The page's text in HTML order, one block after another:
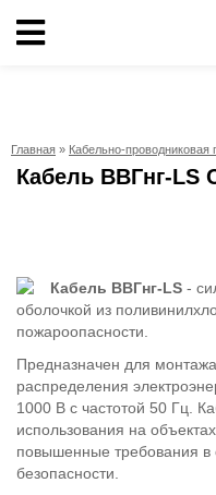
Кабельно-
Электрика
Сантехника
Рукава
Освещение
Главная » Кабельно-проводниковая
Кабель ВВГнг-LS
Кабель ВВГнг-LS -
оболочкой из
пожароопасности.
Предназначен для
распределения
1000 В с частотой 50 Гц.
использования на
повышенные требования
безопасности.